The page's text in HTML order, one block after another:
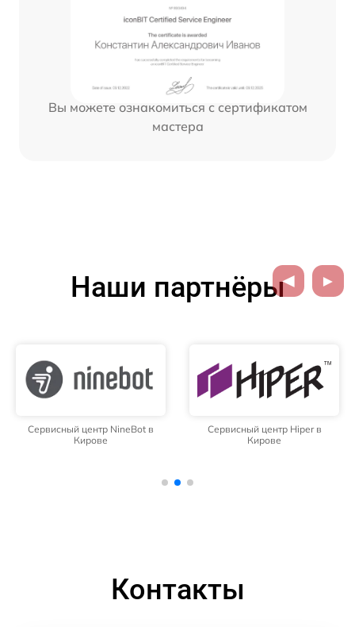
Вы можете ознакомиться с сертификатом
мастера
Наши партнёры
Сервисный центр NineBot в
Кирове
Сервисный центр Hiper в
Кирове
Контакты